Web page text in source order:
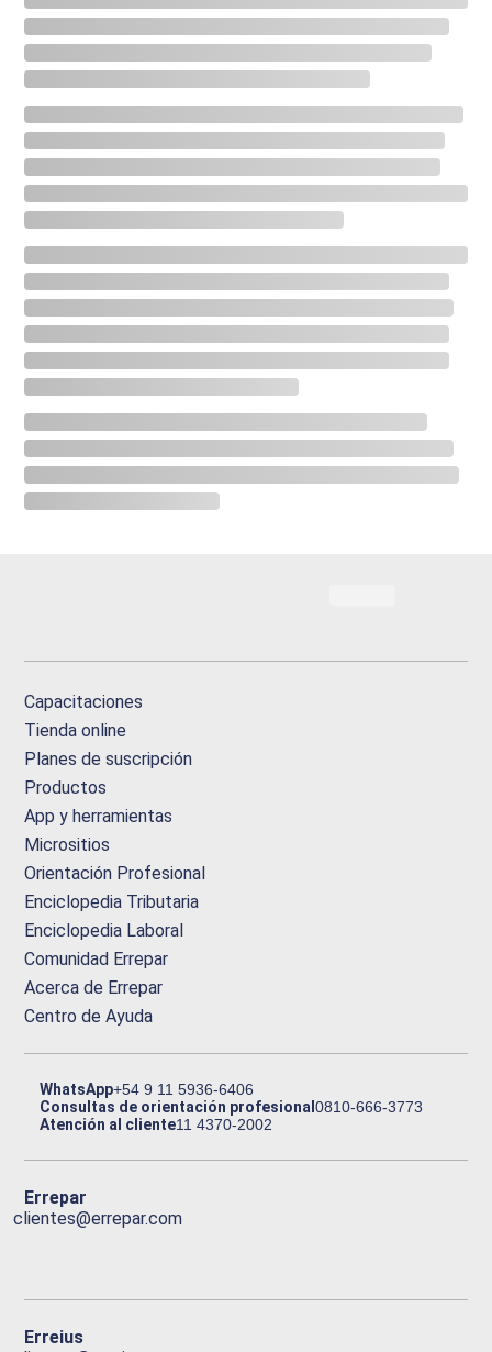
Capacitaciones
Tienda online
Planes de suscripción
Productos
App y herramientas
Micrositios
Orientación Profesional
Enciclopedia Tributaria
Enciclopedia Laboral
Comunidad Errepar
Acerca de Errepar
Centro de Ayuda
WhatsApp+54 9 11 5936-6406
Consultas de orientación profesional0810-666-3773
Atención al cliente11 4370-2002
Errepar
clientes@errepar.com
Erreius